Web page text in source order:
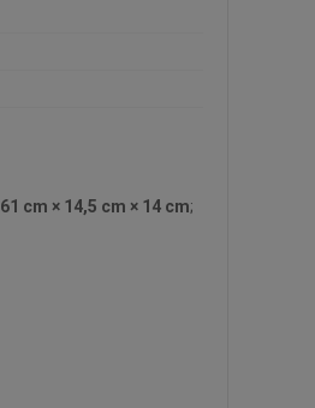
61 cm × 14,5 cm × 14 cm;